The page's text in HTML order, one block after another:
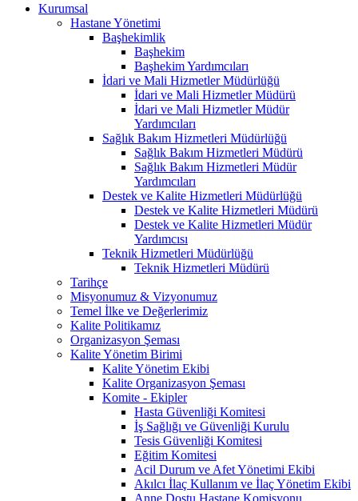
Kurumsal
Hastane Yönetimi
Başhekimlik
Başhekim
Başhekim Yardımcıları
İdari ve Mali Hizmetler Müdürlüğü
İdari ve Mali Hizmetler Müdürü
İdari ve Mali Hizmetler Müdür
Yardımcıları
Sağlık Bakım Hizmetleri Müdürlüğü
Sağlık Bakım Hizmetleri Müdürü
Sağlık Bakım Hizmetleri Müdür
Yardımcıları
Destek ve Kalite Hizmetleri Müdürlüğü
Destek ve Kalite Hizmetleri Müdürü
Destek ve Kalite Hizmetleri Müdür
Yardımcısı
Teknik Hizmetleri Müdürlüğü
Teknik Hizmetleri Müdürü
Tarihçe
Misyonumuz & Vizyonumuz
Temel İlke ve Değerlerimiz
Kalite Politikamız
Organizasyon Şeması
Kalite Yönetim Birimi
Kalite Yönetim Ekibi
Kalite Organizasyon Şeması
Komite - Ekipler
Hasta Güvenliği Komitesi
İş Sağlığı ve Güvenliği Kurulu
Tesis Güvenliği Komitesi
Eğitim Komitesi
Acil Durum ve Afet Yönetimi Ekibi
Akılcı İlaç Kullanım ve İlaç Yönetim Ekibi
Anne Dostu Hastane Komisyonu